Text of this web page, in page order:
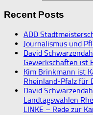
Recent Posts
ADD
Journalismus und
David
Gewerkschaften ist
Kim Brinkmann ist
Rheinland-Pfalz für
David
Landtagswahlen
LINKE – Rede zur